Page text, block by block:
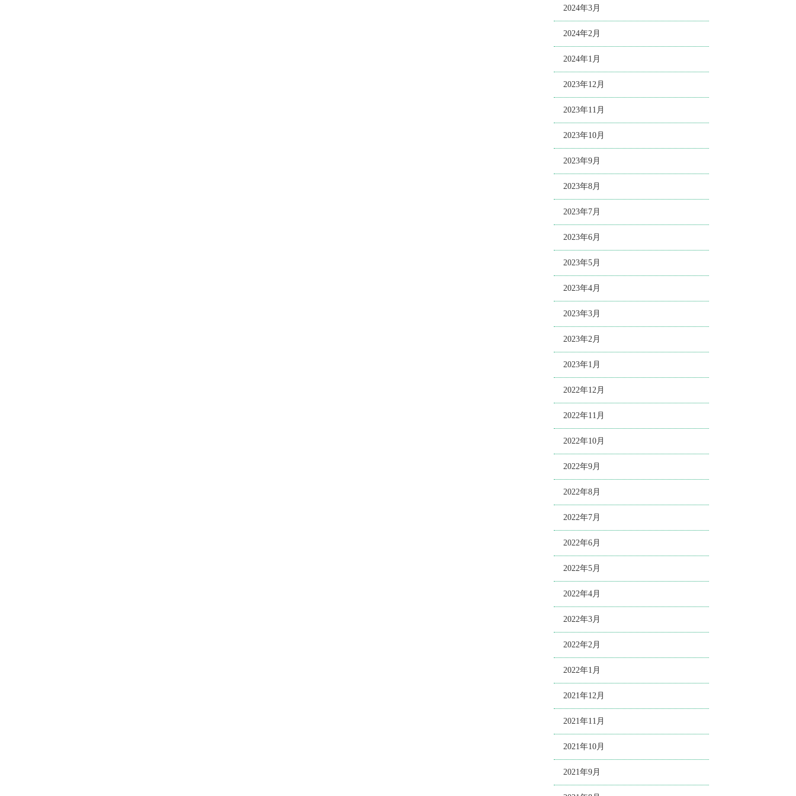
2024年3月
2024年2月
2024年1月
2023年12月
2023年11月
2023年10月
2023年9月
2023年8月
2023年7月
2023年6月
2023年5月
2023年4月
2023年3月
2023年2月
2023年1月
2022年12月
2022年11月
2022年10月
2022年9月
2022年8月
2022年7月
2022年6月
2022年5月
2022年4月
2022年3月
2022年2月
2022年1月
2021年12月
2021年11月
2021年10月
2021年9月